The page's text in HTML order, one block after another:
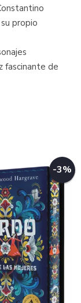
propio
fascinante de
-3%